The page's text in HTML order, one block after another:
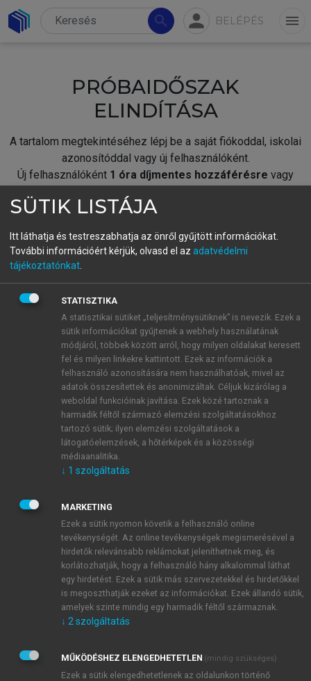
search person BELÉPÉS menu
PRÓBAIDŐSZAK
ELINDÍTÁSA
A tartalom megtekintéséhez lépj be a saját fiókoddal, iskolai
azonosítóddal vagy új felhasználóként.
Új felhasználóként 1 óra díjmentes hozzáférésre vagy
fiókoddal,vagy hozz létre új fiókot.
A regisztráció után apróbaidőszakautomatikusan
BELÉPÉS SAJÁT FIÓKKAL
ÚJ FIÓK LÉTREHOZÁSA
1 óra díjmentes hozzáférés
E-MAIL-CÍM
JELSZÓ
JELSZÓ ÚJRA
Kérek értesítést a MeRSZ újdonságairól, akcióiról.
Kérek értesítést az Akadémiai Kiadó Zrt. újdonságairól,
Adatkezelési tájékoztatóbanfoglaltakat tudomásul
veszem és elfogadom.
SÜTIK LISTÁJA
Itt láthatja és testreszabhatja az önről gyűjtött információkat.
További információért kérjük, olvasd el az adatvédelmi
tájékoztatónkat
STATISZTIKA
A statisztikai sütiket „teljesítménysütiknek” is nevezik. Ezek a
sütik információkat gyűjtenek a webhely használatának
módjáról, többek között arról, hogy milyen oldalakat keresett
fel és milyen linkekre kattintott. Ezek az információk a
felhasználó azonosítására nem használhatóak, mivel az
adatok összesítettek és anonimizáltak. Céljuk kizárólag a
weboldal funkcióinak javítása. Ezek közé tartoznak a
harmadik féltől származó elemzési szolgáltatásokhoz
tartozó sütik; ilyen elemzési szolgáltatások a
látogatóelemzések, a hőtérképek és a közösségi
médiaanalitika.
↓ 1 szolgáltatás
MARKETING
Ezek a sütik nyomon követik a felhasználó online
tevékenységét. Az online tevékenységek megismerésével a
hirdetők relevánsabb reklámokat jeleníthetnek meg, és
korlátozhatják, hogy a felhasználó hány alkalommal láthat
egy hirdetést. Ezek a sütik más szervezetekkel és hirdetőkkel
is megoszthatják ezeket az információkat. Ezek állandó sütik,
amelyek szinte mindig egy harmadik féltől származnak.
↓ 2 szolgáltatás
MŰKÖDÉSHEZ ELENGEDHETETLEN (mindig szükséges)
Ezek a sütik elengedhetetlenek az oldalunkon történő